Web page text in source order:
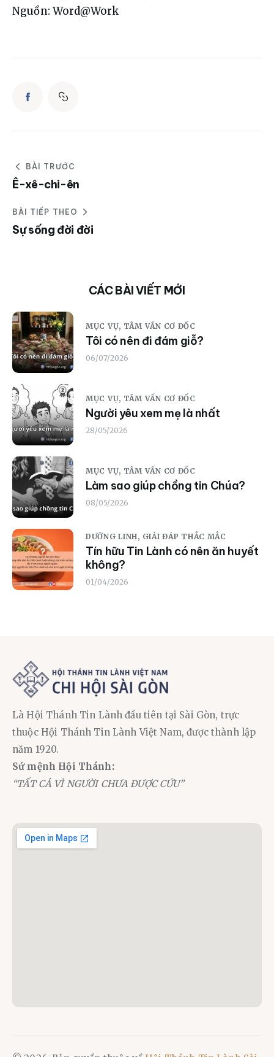
Nguồn: Word@Work
BÀI TRƯỚC
Ê-xê-chi-ên
BÀI TIẾP THEO
Sự sống đời đời
CÁC BÀI VIẾT MỚI
MỤC VỤ, TÂM VẤN CƠ ĐỐC
Tôi có nên đi đám giỗ?
06/07/2026
MỤC VỤ, TÂM VẤN CƠ ĐỐC
Người yêu xem mẹ là nhất
28/05/2026
MỤC VỤ, TÂM VẤN CƠ ĐỐC
Làm sao giúp chồng tin Chúa?
08/05/2026
DƯỠNG LINH, GIẢI ĐÁP THẮC MẮC
Tín hữu Tin Lành có nên ăn huyết
không?
01/04/2026
Là Hội Thánh Tin Lành đầu tiên tại Sài Gòn, trực
thuộc Hội Thánh Tin Lành Việt Nam, được thành lập
năm 1920.
Sứ mệnh Hội Thánh:
“TẤT CẢ VÌ NGƯỜI CHƯA ĐƯỢC CỨU”